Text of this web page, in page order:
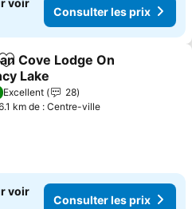
voir
Consulter les prix
Ajouter à mes favoris
Cove Lodge On
Lake
Excellent
28
km de : Centre-ville
voir
Consulter les prix